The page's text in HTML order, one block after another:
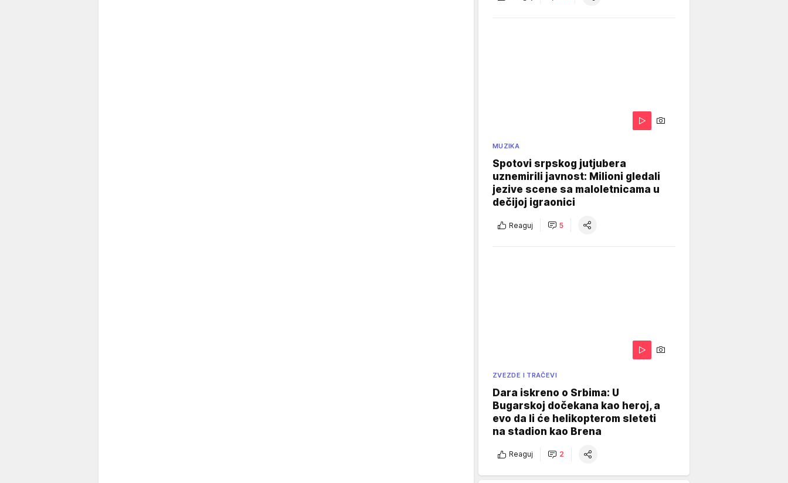
MUZIKA
Spotovi srpskog jutjubera
uznemirili javnost: Milioni gledali
jezive scene sa maloletnicama u
dečijoj igraonici
Reaguj 5
ZVEZDE I TRAČEVI
Dara iskreno o Srbima: U
Bugarskoj dočekana kao heroj, a
evo da li će helikopterom sleteti
na stadion kao Brena
Reaguj 2